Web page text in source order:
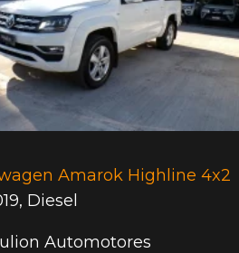
Amarok Highline 4x2
, Diesel
Automotores